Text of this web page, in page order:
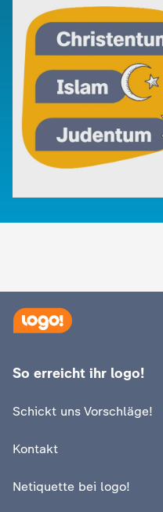
logo!:
Video1:34
So erreicht ihr logo!
Schickt uns Vorschläge!
Kontakt
Netiquette bei logo!